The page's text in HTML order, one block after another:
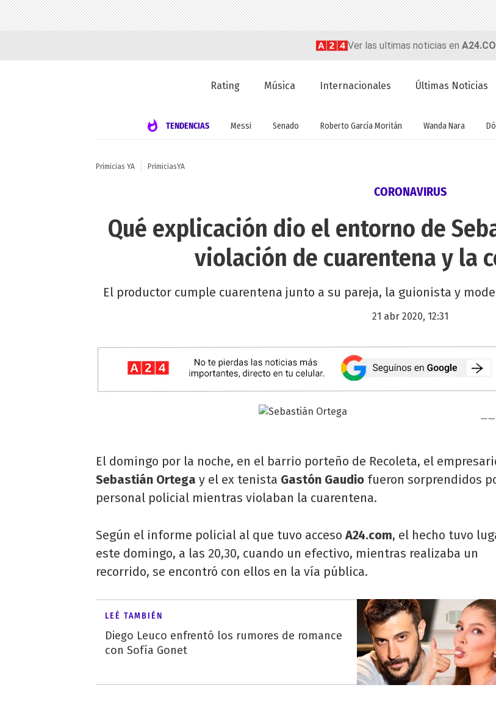
Ver las ultimas noticias en
Rating Música Internacionales Últimas Noticias
TENDENCIAS Messi Senado Roberto García Moritán Wanda Nara
Primicias YA PrimiciasYA
CORONAVIRUS
Qué explicación dio el entorno de
violación de cuarentena y la
El productor cumple cuarentena junto a su pareja, la guionista y
21 abr 2020, 12:31
El domingo por la noche, en el barrio porteño de Recoleta, el
Sebastián Ortega y el ex tenista Gastón Gaudio fueron sorprendidos
personal policial mientras violaban la cuarentena.
Según el informe policial al que tuvo accesoA24.com, el hecho tuvo
este domingo, a las 20,30, cuando un efectivo, mientras realizaba un
recorrido, se encontró con ellos en la vía pública.
LEÉ TAMBIÉN
Diego Leuco enfrentó los rumores de romance
con Sofía Gonet